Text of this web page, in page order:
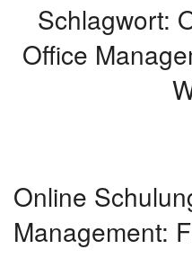
Schlagwort:
Office
Online
Management: